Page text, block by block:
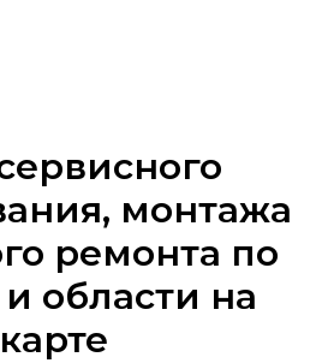
монтажа
ремонта по
области на
карте